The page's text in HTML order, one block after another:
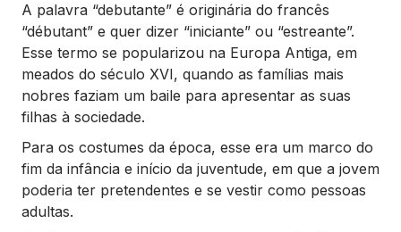
A palavra “debutante” é originária do francês
“débutant” e quer dizer “iniciante” ou “estreante”.
Esse termo se popularizou na Europa Antiga, em
meados do século XVI, quando as famílias mais
nobres faziam um baile para apresentar as suas
filhas à sociedade.
Para os costumes da época, esse era um marco do
fim da infância e início da juventude, em que a jovem
poderia ter pretendentes e se vestir como pessoas
adultas.